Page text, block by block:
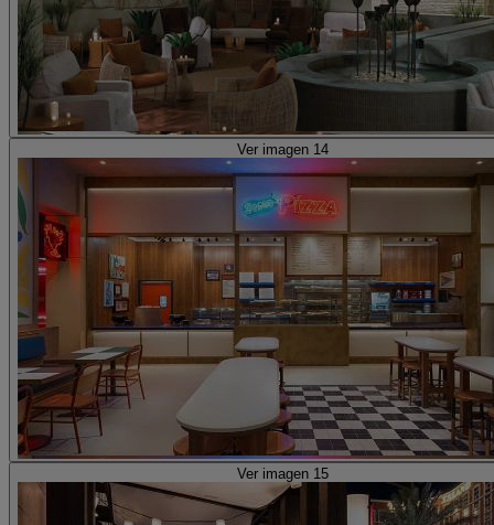
Ver imagen 14
Ver imagen 15